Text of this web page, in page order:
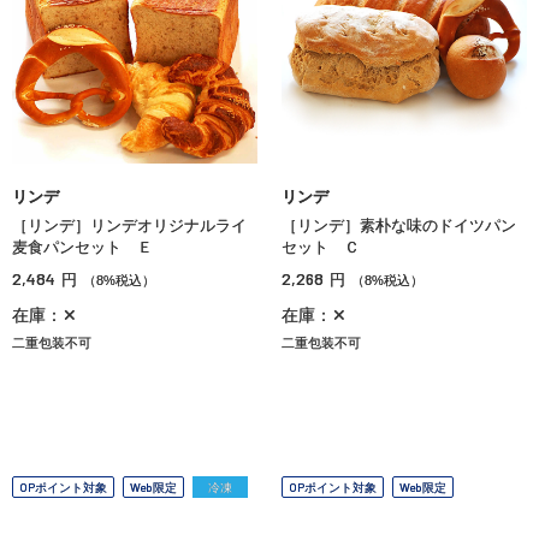
リンデ
［リンデ］リンデオリジナルライ
麦食パンセット Ｅ
2,484 円 （8%税込）
在庫：✕
二重包装不可
リンデ
［リンデ］素朴な味のドイツパン
セット Ｃ
2,268 円 （8%税込）
在庫：✕
二重包装不可
OPポイント対象 Web限定 冷凍 OPポイント対象 Web限定